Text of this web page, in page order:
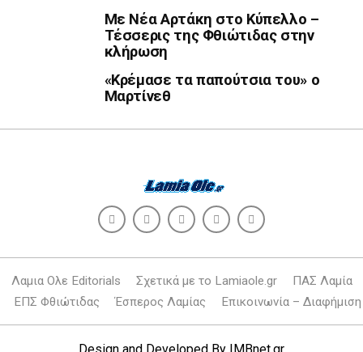
Με Νέα Αρτάκη στο Κύπελλο –
Τέσσερις της Φθιώτιδας στην
κλήρωση
«Κρέμασε τα παπούτσια του» ο
Μαρτίνεθ
Λαμια Ολε Editorials Σχετικά με το Lamiaole.gr
ΠΑΣ Λαμία
ΕΠΣ Φθιώτιδας
Έσπερος Λαμίας Επικοινωνία – Διαφήμιση
Design and Developed By IMBnet.gr